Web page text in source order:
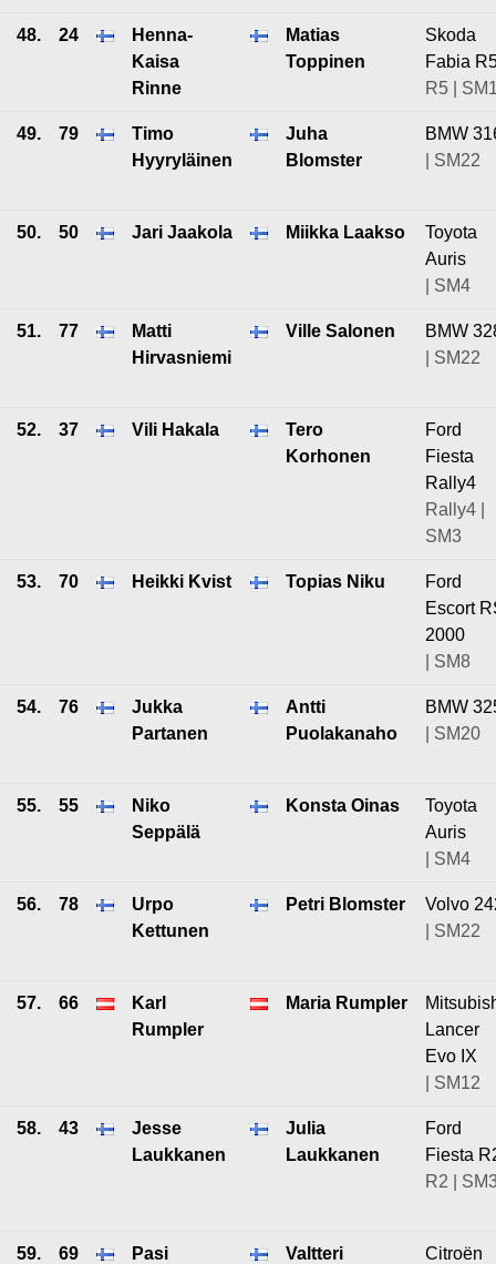
48. 24
Henna-
Kaisa
Rinne
Matias
Toppinen
Skoda
Fabia
R5 |
49. 79
Timo
Hyyryläinen
Juha
Blomster
BMW
| SM22
50. 50 Jari Jaakola Miikka Laakso
Toyota
Auris
| SM4
51. 77
Matti
Hirvasniemi
Ville Salonen
BMW
| SM22
52. 37 Vili Hakala
Tero
Korhonen
Ford
Fiesta
Rally4
Rally4 |
SM3
53. 70 Heikki Kvist Topias Niku
Ford
Escort
2000
| SM8
54. 76
Jukka
Partanen
Antti
Puolakanaho
BMW
| SM20
55. 55
Niko
Seppälä
Konsta Oinas
Toyota
Auris
| SM4
56. 78
Urpo
Kettunen
Petri Blomster
Volvo
| SM22
57. 66
Karl
Rumpler
Maria Rumpler
Lancer
Evo IX
| SM12
58. 43
Jesse
Laukkanen
Julia
Laukkanen
Ford
Fiesta
R2 |
59. 69
Pasi
Valtteri
Citroën